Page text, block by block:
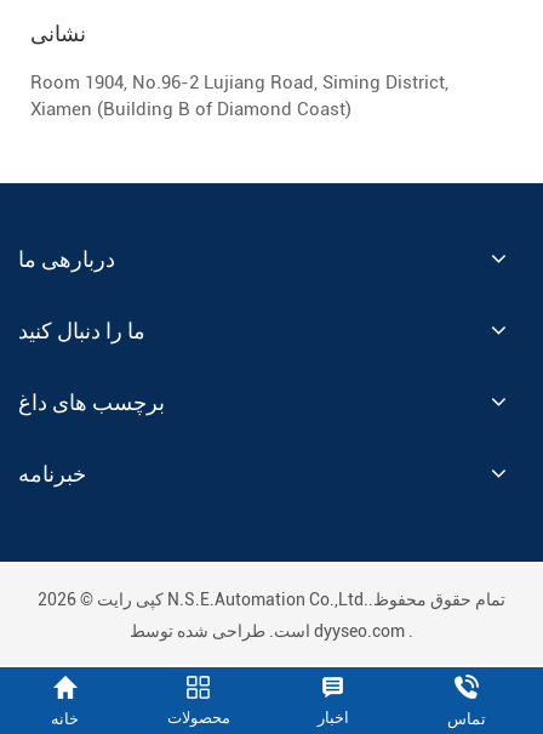
نشانی
Room 1904, No.96-2 Lujiang Road, Siming District,
Xiamen (Building B of Diamond Coast)
دربارهی ما
ما را دنبال کنید
برچسب های داغ
خبرنامه
کپی رایت © 2026 N.S.E.Automation Co.,Ltd..تمام حقوق محفوظ
dyyseo.com
خانه محصولات اخبار تماس